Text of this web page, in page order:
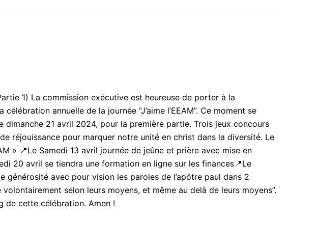
1) La commission exécutive est heureuse de porter à la
annuelle de la journée “J’aime l’EEAM”. Ce moment se
dimanche 21 avril 2024, pour la première partie. Trois jeux concours
réjouissance pour marquer notre unité en christ dans la diversité. Le
» 📍Le Samedi 13 avril journée de jeûne et prière avec mise en
20 avril se tiendra une formation en ligne sur les finances📍Le
générosité avec pour vision les paroles de l’apôtre paul dans 2
selon leurs moyens, et même au delà de leurs moyens”.
de cette célébration. Amen !